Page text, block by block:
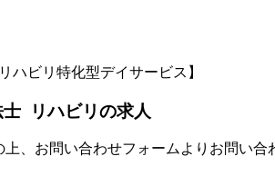
ハビリ特化型デイサービス】
士 リハビリの求人
上、お問い合わせフォームよりお問い合